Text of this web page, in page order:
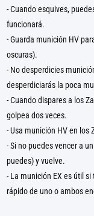
- Cuando esquives,
funcionará.
- Guarda munición HV
oscuras).
- No desperdicies
desperdiciarás la poca
- Cuando dispares a los
golpea dos veces.
- Usa munición HV en los
- Si no puedes vencer a
puedes) y vuelve.
- La munición EX es útil
rápido de uno o ambos